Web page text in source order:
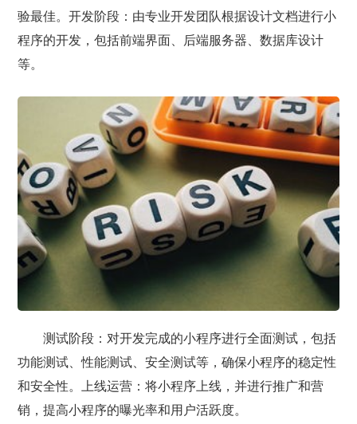
验最佳。开发阶段：由专业开发团队根据设计文档进行小
程序的开发，包括前端界面、后端服务器、数据库设计
等。
测试阶段：对开发完成的小程序进行全面测试，包括
功能测试、性能测试、安全测试等，确保小程序的稳定性
和安全性。上线运营：将小程序上线，并进行推广和营
销，提高小程序的曝光率和用户活跃度。